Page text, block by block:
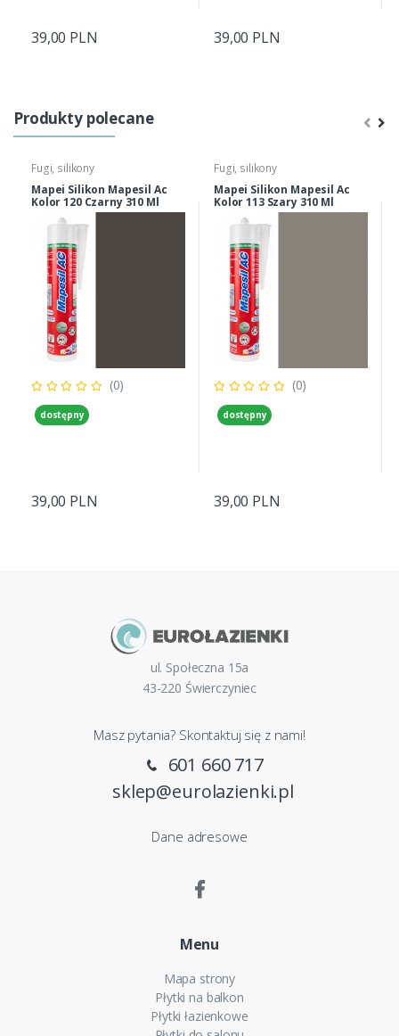
39,00 PLN 39,00 PLN
Produkty polecane
Fugi, silikony
Mapei Silikon Mapesil Ac
Kolor 120 Czarny 310 Ml
(0)
dostępny
39,00 PLN
Fugi, silikony
Mapei Silikon Mapesil Ac
Kolor 113 Szary 310 Ml
(0)
dostępny
39,00 PLN
ul. Społeczna 15a
43-220 Świerczyniec
Masz pytania? Skontaktuj się z nami!
601 660 717
sklep@eurolazienki.pl
Dane adresowe
Menu
Mapa strony
Płytki na balkon
Płytki łazienkowe